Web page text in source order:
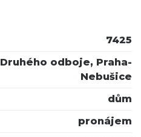
7425
Druhého odboje, Praha-
Nebušice
dům
pronájem